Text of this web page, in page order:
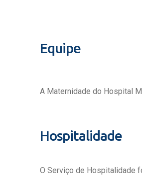
Equipe
A Maternidade do Hospital
Hospitalidade
O Serviço de Hospitalidade